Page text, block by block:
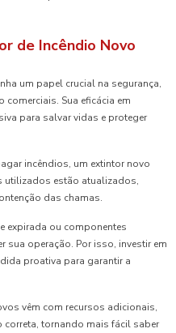
de Incêndio Novo
um papel crucial na segurança,
Sua eficácia em
para salvar vidas e proteger
incêndios, um extintor novo
utilizados estão atualizados,
das chamas.
expirada ou componentes
operação. Por isso, investir em
proativa para garantir a
vêm com recursos adicionais,
tornando mais fácil saber